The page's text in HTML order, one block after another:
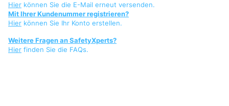
Hier können Sie die E-Mail erneut versenden.
Mit Ihrer Kundenummer registrieren?
Hier können Sie Ihr Konto erstellen.
Weitere Fragen an SafetyXperts?
Hier finden Sie die FAQs.